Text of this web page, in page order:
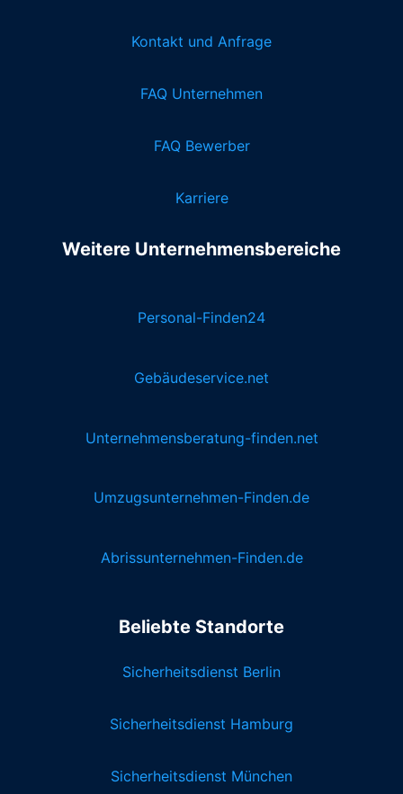
Kontakt und Anfrage
FAQ Unternehmen
FAQ Bewerber
Karriere
Weitere Unternehmensbereiche
Personal-Finden24
Gebäudeservice.net
Unternehmensberatung-finden.net
Umzugsunternehmen-Finden.de
Abrissunternehmen-Finden.de
Beliebte Standorte
Sicherheitsdienst Berlin
Sicherheitsdienst Hamburg
Sicherheitsdienst München